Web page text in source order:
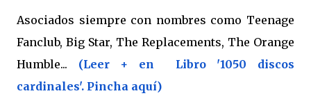
Asociados siempre con nombres como Teenage
Fanclub, Big Star, The Replacements, The Orange
Humble... (Leer + en Libro '1050 discos
cardinales'. Pincha aquí)